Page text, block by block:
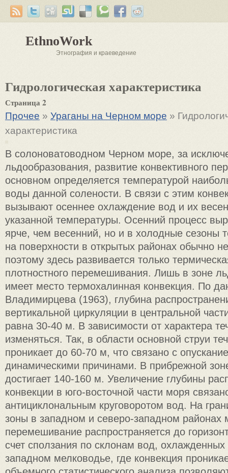
EthnoWork
Этнография и краеведение
Гидрологическая характеристика
Страница 2
Прочее » Ураганы на Черном море »
характеристика
В солоноватоводном Черном море, за
льдообразования, развитие конвективного
основном определяется температурой
воды данной солености. В связи с этим
вызывают осеннее охлаждение вод и их
указанной температуры. Осенний процесс
ярче, чем весенний, но и в холодные сезоны
на поверхности в открытых районах обычно
поэтому здесь развивается только
плотностного перемешивания. Лишь в зоне
имеет место термохалинная конвекция. По
Владимирцева (1963), глубина
вертикальной циркуляции в центральной
равна 30-40 м. В зависимости от характера
изменяться. Так, в области основной струи
проникает до 60-70 м, что связано с
динамическими причинами. В прибрежной
достигает 140-160 м. Увеличение глубины
конвекции в юго-восточной части моря
антициклональным круговоротом вод. На
зоны в западном и северо-западном районах
перемешивание распространяется до
счет сползания по склонам вод, охлажденных
западном мелководье, где конвекция